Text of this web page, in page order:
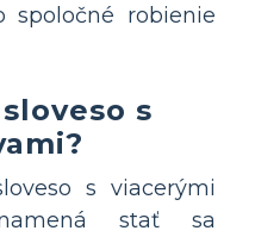
spoločné robienie
s
s viacerými
stať sa